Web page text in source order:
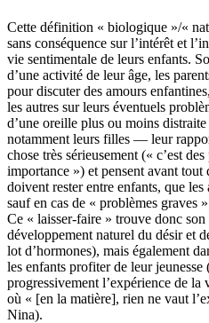
Cette définition « biologique »/«
sans conséquence sur l’intérêt et
vie sentimentale de leurs enfants.
d’une activité de leur âge, les
pour discuter des amours
les autres sur leurs éventuels
d’une oreille plus ou moins
notamment leurs filles — leur
chose très sérieusement (« c’est
importance ») et pensent avant tout
doivent rester entre enfants, que
sauf en cas de « problèmes graves
Ce « laisser-faire » trouve donc
développement naturel du désir et
lot d’hormones), mais également
les enfants profiter de leur jeunesse
progressivement l’expérience de la
où « [en la matière], rien ne vaut
Nina).